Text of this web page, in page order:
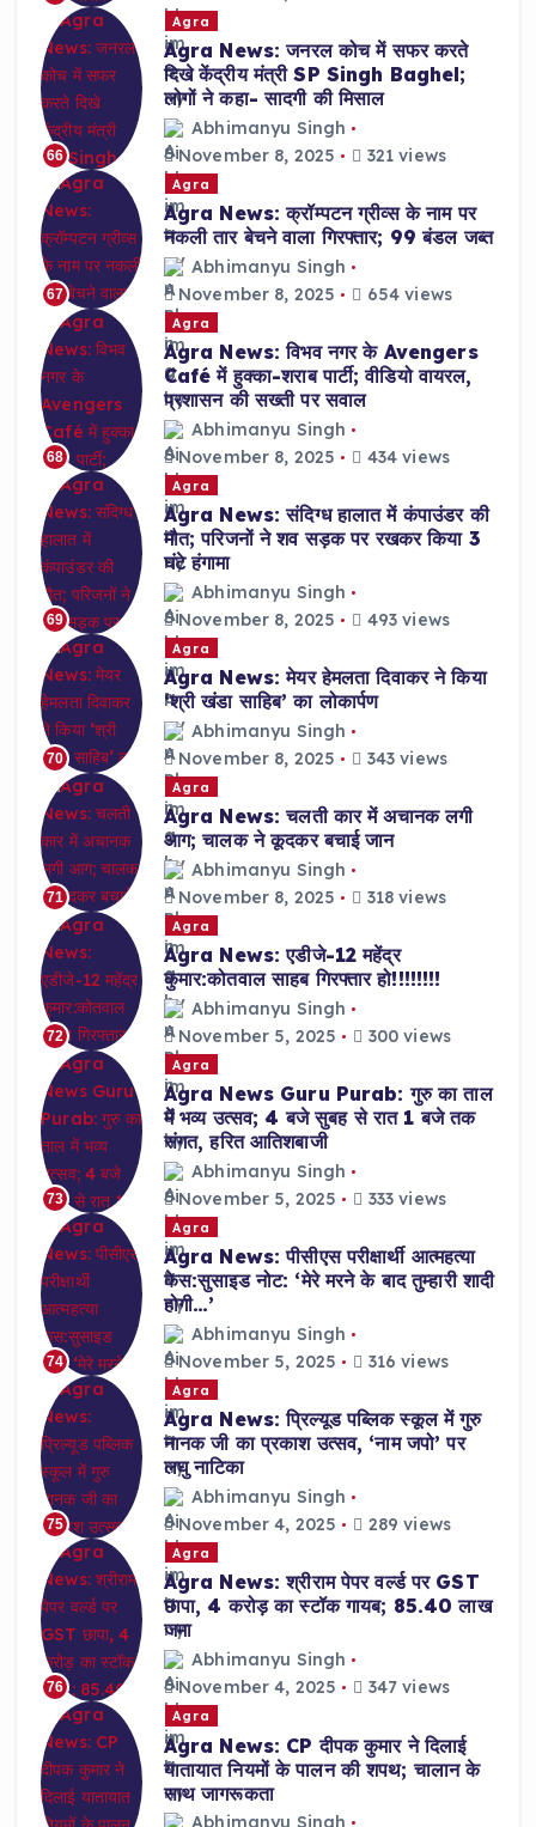
66
Agra
Agra News: जनरल कोच में सफर करते
दिखे केंद्रीय मंत्री SP Singh Baghel;
लोगों ने कहा- सादगी की मिसाल
Abhimanyu Singh
November 8, 2025
321 views
67
Agra
Agra News: क्रॉम्पटन ग्रीव्स के नाम पर
नकली तार बेचने वाला गिरफ्तार; 99 बंडल जब्त
Abhimanyu Singh
November 8, 2025
654 views
68
Agra
Agra News: विभव नगर के Avengers
Café में हुक्का-शराब पार्टी; वीडियो वायरल,
प्रशासन की सख्ती पर सवाल
Abhimanyu Singh
November 8, 2025
434 views
69
Agra
Agra News: संदिग्ध हालात में कंपाउंडर की
मौत; परिजनों ने शव सड़क पर रखकर किया 3
घंटे हंगामा
Abhimanyu Singh
November 8, 2025
493 views
70
Agra
Agra News: मेयर हेमलता दिवाकर ने किया
‘श्री खंडा साहिब’ का लोकार्पण
Abhimanyu Singh
November 8, 2025
343 views
71
Agra
Agra News: चलती कार में अचानक लगी
आग; चालक ने कूदकर बचाई जान
Abhimanyu Singh
November 8, 2025
318 views
72
Agra
Agra News: एडीजे-12 महेंद्र
कुमार:कोतवाल साहब गिरफ्तार हो!!!!!!!!
Abhimanyu Singh
November 5, 2025
300 views
73
Agra
Agra News Guru Purab: गुरु का ताल
में भव्य उत्सव; 4 बजे सुबह से रात 1 बजे तक
संगत, हरित आतिशबाजी
Abhimanyu Singh
November 5, 2025
333 views
74
Agra
Agra News: पीसीएस परीक्षार्थी आत्महत्या
केस:सुसाइड नोट: ‘मेरे मरने के बाद तुम्हारी शादी
होगी…’
Abhimanyu Singh
November 5, 2025
316 views
75
Agra
Agra News: प्रिल्यूड पब्लिक स्कूल में गुरु
नानक जी का प्रकाश उत्सव, ‘नाम जपो’ पर
लघु नाटिका
Abhimanyu Singh
November 4, 2025
289 views
76
Agra
Agra News: श्रीराम पेपर वर्ल्ड पर GST
छापा, 4 करोड़ का स्टॉक गायब; 85.40 लाख
जमा
Abhimanyu Singh
November 4, 2025
347 views
Agra
Agra News: CP दीपक कुमार ने दिलाई
यातायात नियमों के पालन की शपथ; चालान के
साथ जागरूकता
Abhimanyu Singh